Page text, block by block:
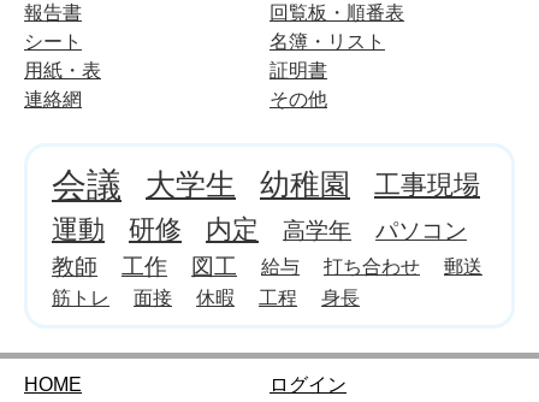
報告書
回覧板・順番表
シート
名簿・リスト
用紙・表
証明書
連絡網
その他
会議 大学生 幼稚園
工事現場
運動
研修 内定 高学年
パソコン
教師
工作 図工 給与 打ち合わせ
郵送
筋トレ
面接 休暇 工程 身長
HOME ログイン